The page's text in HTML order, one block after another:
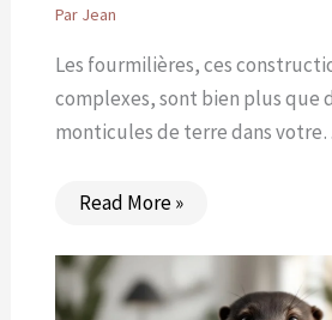
Par Jean
Les fourmilières, ces
complexes, sont bien plus que
monticules de terre dans
Read More »